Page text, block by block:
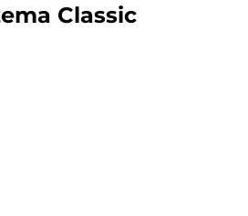
Classic